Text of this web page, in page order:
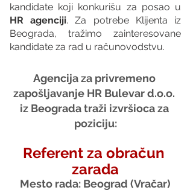
HR agenciji. Za potrebe Klijenta iz
Beograda, tražimo zainteresovane
kandidate za rad u računovodstvu.
Agencija za privremeno
zapošljavanje HR Bulevar d.o.o.
iz Beograda traži izvršioca za
poziciju:
Referent za obračun
zarada
Mesto rada: Beograd (Vračar)